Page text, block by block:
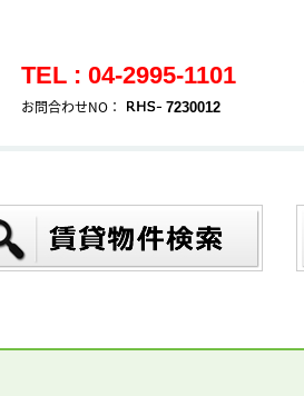
TEL : 04-2995-1101
お問合わせNO： 7230012